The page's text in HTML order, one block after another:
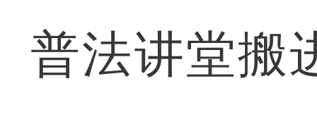
普法讲堂搬